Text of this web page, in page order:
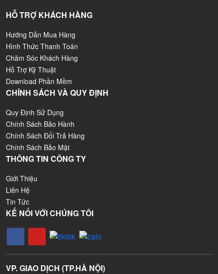
HỖ TRỢ KHÁCH HÀNG
Hướng Dẫn Mua Hàng
Hình Thức Thanh Toán
Chăm Sóc Khách Hàng
Hỗ Trợ Kỹ Thuật
Download Phần Mềm
CHÍNH SÁCH VÀ QUY ĐỊNH
Quy Định Sử Dụng
Chính Sách Bảo Hành
Chính Sách Đổi Trả Hàng
Chính Sách Bảo Mật
THÔNG TIN CÔNG TY
Giới Thiệu
Liên Hệ
Tin Tức
KẾ NỐI VỚI CHÚNG TÔI
VP. GIAO DỊCH (TP.HÀ NỘI)